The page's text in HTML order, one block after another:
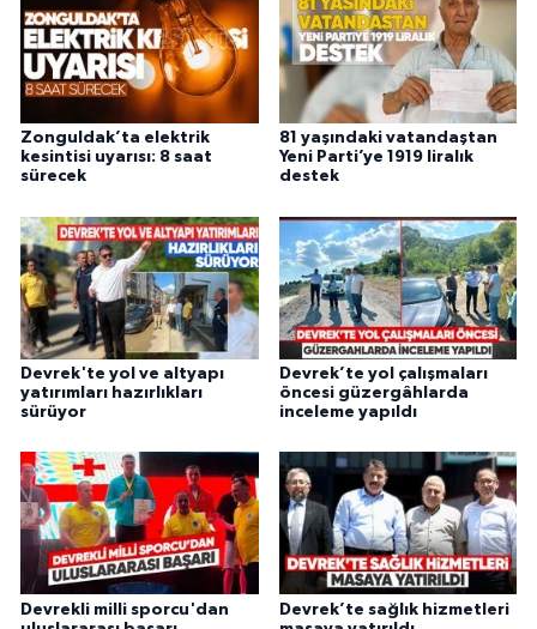
Zonguldak’ta elektrik
kesintisi uyarısı: 8 saat
sürecek
81 yaşındaki vatandaştan
Yeni Parti’ye 1919 liralık
destek
Devrek'te yol ve altyapı
yatırımları hazırlıkları
sürüyor
Devrek’te yol çalışmaları
öncesi güzergâhlarda
inceleme yapıldı
Devrekli milli sporcu'dan
Devrek’te sağlık hizmetleri